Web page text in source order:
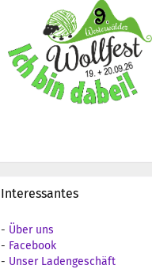
Interessantes
- Über uns
- Facebook
- Unser Ladengeschäft